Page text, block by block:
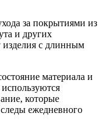
за покрытиями из
и других
изделия с длинным
материала и
которые
ежедневного